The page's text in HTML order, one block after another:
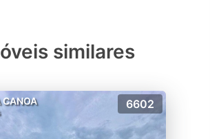
similares
CANOA 6602